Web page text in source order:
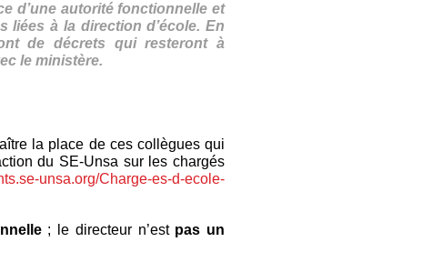
d’une autorité fonctionnelle et
liées à la direction d’école. En
de décrets qui resteront à
le ministère.
la place de ces collègues qui
du SE-Unsa sur les chargés
unsa.org/Charge-es-d-ecole-
; le directeur n’est pas un